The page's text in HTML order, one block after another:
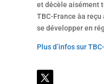
et décèle aisément
TBC-France àa
se développer en
Plus d’infos sur